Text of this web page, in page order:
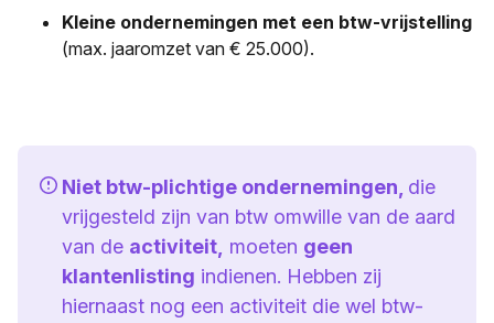
Kleine ondernemingen met een btw-vrijstelling
(max. jaaromzet van € 25.000).
Niet btw-plichtige ondernemingen, die
vrijgesteld zijn van btw omwille van de aard
van de activiteit, moeten geen
klantenlisting indienen. Hebben zij
hiernaast nog een activiteit die wel btw-